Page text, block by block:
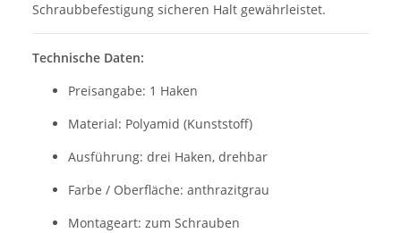
Schraubbefestigung sicheren Halt gewährleistet.
Technische Daten:
Preisangabe: 1 Haken
Material: Polyamid (Kunststoff)
Ausführung: drei Haken, drehbar
Farbe / Oberfläche: anthrazitgrau
Montageart: zum Schrauben